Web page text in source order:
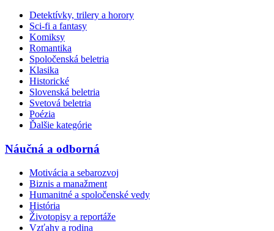
Detektívky, trilery a horory
Sci-fi a fantasy
Komiksy
Romantika
Spoločenská beletria
Klasika
Historické
Slovenská beletria
Svetová beletria
Poézia
Ďalšie kategórie
Náučná a odborná
Motivácia a sebarozvoj
Biznis a manažment
Humanitné a spoločenské vedy
História
Životopisy a reportáže
Vzťahy a rodina